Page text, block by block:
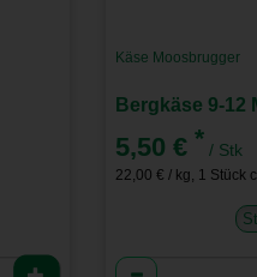
Käse Moosbrugger
Bergkäse 9-12
5,50 € * / Stk
22,00 € / kg, 1 Stück
Anzahl